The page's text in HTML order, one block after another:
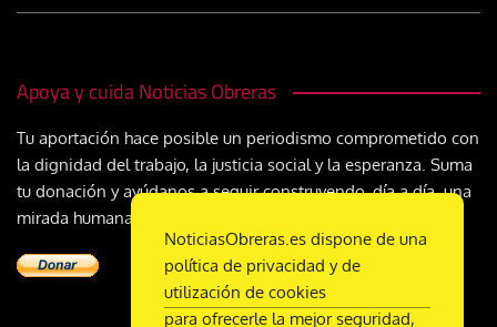
Apoya y cuida Noticias Obreras
Tu aportación hace posible un periodismo comprometido con
la dignidad del trabajo, la justicia social y la esperanza. Suma
tu donación y ayúdanos a seguir construyendo, día a día, una
mirada humana y cristiana sobre el mundo del trabajo
NoticiasObreras.es dispone de una
política de privacidad y de
utilización de cookies
para ofrecerle la mejor seguridad,